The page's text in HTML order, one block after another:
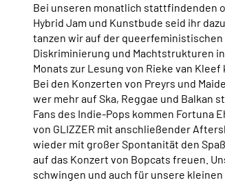
Bei unseren monatlich stattfindenden
Hybrid Jam und Kunstbude seid ihr
tanzen wir auf der
Diskriminierung und Machtstrukturen
Monats zur Lesung von Rieke van Kleef
Bei den Konzerten von Preyrs und
wer mehr auf Ska, Reggae und Balkan
Fans des Indie-Pops kommen Fortuna
von GLIZZER mit anschließender
wieder mit großer Spontanität den
auf das Konzert von Bopcats freuen.
schwingen und auch für unsere